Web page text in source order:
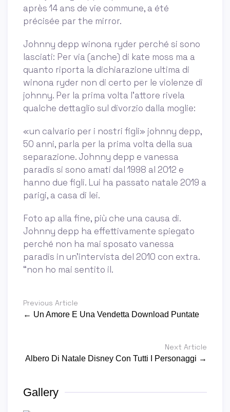
après 14 ans de vie commune, a été
précisée par the mirror.
Johnny depp winona ryder perché si sono
lasciati: Per via (anche) di kate moss ma a
quanto riporta la dichiarazione ultima di
winona ryder non di certo per le violenze di
johnny. Per la prima volta l'attore rivela
qualche dettaglio sul divorzio dalla moglie:
«un calvario per i nostri figli» johnny depp,
50 anni, parla per la prima volta della sua
separazione. Johnny depp e vanessa
paradis si sono amati dal 1998 al 2012 e
hanno due figli. Lui ha passato natale 2019 a
parigi, a casa di lei.
Foto ap alla fine, più che una causa di.
Johnny depp ha effettivamente spiegato
perché non ha mai sposato vanessa
paradis in un’intervista del 2010 con extra.
“non ho mai sentito il.
Previous Article
← Un Amore E Una Vendetta Download Puntate
Next Article
Albero Di Natale Disney Con Tutti I Personaggi →
Gallery